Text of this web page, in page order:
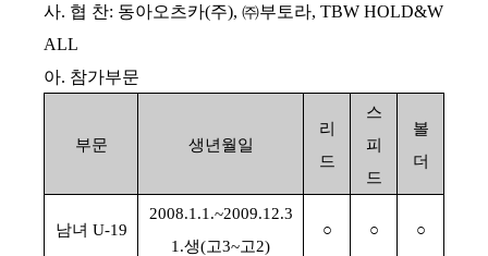
사. 협 찬: 동아오츠카(주), ㈜부토라, TBW HOLD&W
ALL
아. 참가부문
부문 생년월일
리
드
스
피
드
볼
더
남녀 U-19
2008.1.1.~2009.12.3
1.생(고3~고2)
○ ○ ○